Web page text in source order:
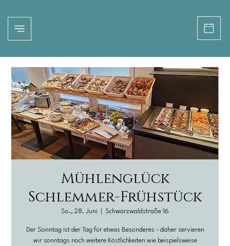
Mühlenglück
Schlemmer-Frühstück
So., 28. Juni Schwarzwaldstraße 16
Der Sonntag ist der Tag für etwas Besonderes - daher servieren
wir sonntags noch weitere Köstlichkeiten wie beispielsweise